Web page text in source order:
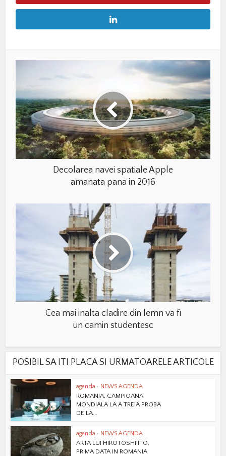
Decolarea navei spatiale Apple
amanata pana in 2016
Cea mai inalta cladire din lemn va fi
un camin studentesc
POSIBIL SA ITI PLACA SI URMATOARELE ARTICOLE
agenda • NEWS AGENDA
ROMANIA, CAMPIOANA
MONDIALA LA A TREIA PROBA
DE LA...
agenda • NEWS AGENDA
ARTA LUI HIROTOSHI ITO,
PRIMA DATA IN ROMANIA